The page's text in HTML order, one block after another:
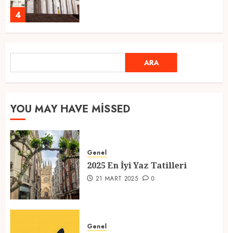
4
Ramazan Ayı 2025: Manevi
Atmosfer ve Özel Hazırlıklar
1
21 MART 2025
Üzerine Etkisi
ARA
YOU MAY HAVE MISSED
Genel
2025 En İyi Yaz Tatilleri
21 MART 2025 0
Genel